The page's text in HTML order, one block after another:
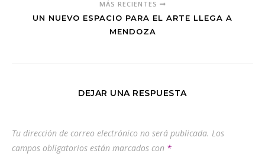
MÁS RECIENTES
UN NUEVO ESPACIO PARA EL ARTE LLEGA A
MENDOZA
DEJAR UNA RESPUESTA
Tu dirección de correo electrónico no será publicada. Los
campos obligatorios están marcados con *